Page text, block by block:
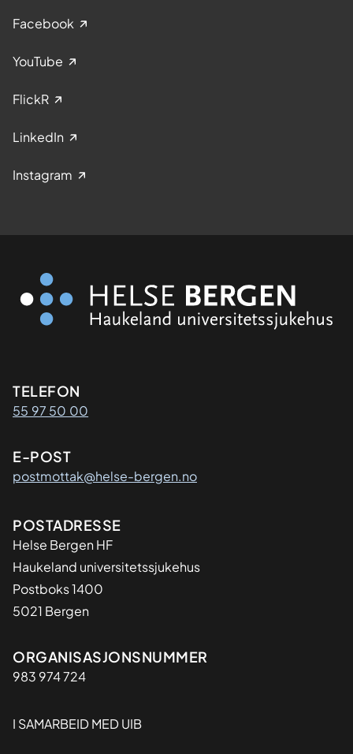
Facebook
YouTube
FlickR
LinkedIn
Instagram
Kontaktinformasjon
TELEFON
55 97 50 00
E-POST
postmottak@helse-bergen.no
Adresse
POSTADRESSE
Helse Bergen HF
Haukeland universitetssjukehus
Postboks 1400
5021 Bergen
Organisasjon
ORGANISASJONSNUMMER
983 974 724
I SAMARBEID MED UIB